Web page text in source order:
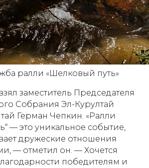
ралли «Шелковый путь»
заместитель Председателя
Собрания Эл-Курултай
Герман Чепкин. «Ралли
— это уникальное событие,
дружеские отношения
— отметил он. — Хочется
победителям и